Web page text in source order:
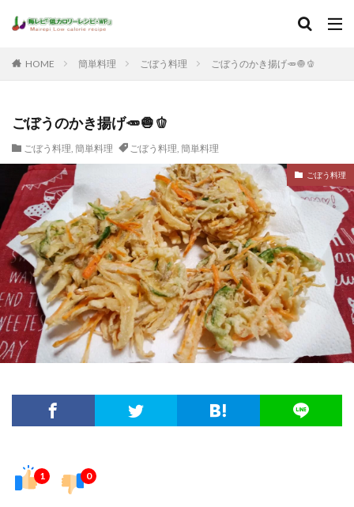
HOME 簡単料理 ごぼう料理 ごぼうのかき揚げ🥕🧅🫑
ごぼうのかき揚げ🥕🧅🫑
ごぼう料理, 簡単料理 ごぼう料理, 簡単料理
ごぼう料理
1 0